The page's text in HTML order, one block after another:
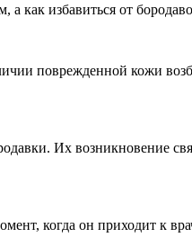
а как избавиться от
поврежденной кожи
Их
когда он приходит к